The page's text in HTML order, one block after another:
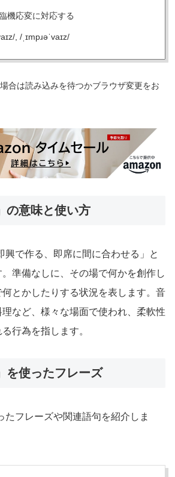
機応変に対応する
, /ˌɪmpɹəˈvaɪz/
合は読み込みを待つかブラウザ変更をお
の意味と使い方
興で作る、即席に間に合わせる」と
準備なしに、その場で何かを創作し
とかしたりする状況を表します。音
など、様々な場面で使われ、柔軟性
行為を指します。
を使ったフレーズ
たフレーズや関連語句を紹介しま